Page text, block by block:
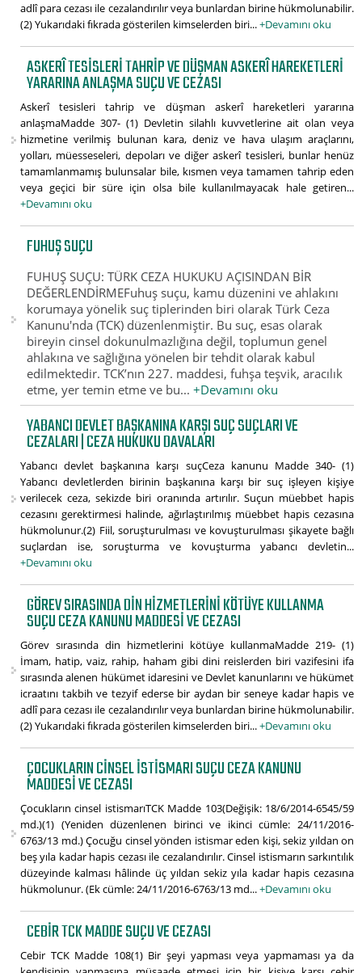
adlî para cezası ile cezalandırılır veya bunlardan birine hükmolunabilir.
(2) Yukarıdaki fıkrada gösterilen kimselerden biri...+Devamını oku
ASKERÎ TESISLERI TAHRIP VE DÜŞMAN ASKERÎ HAREKETLERI
YARARINA ANLAŞMA SUÇU VE CEZASI
Askerî tesisleri tahrip ve düşman askerî hareketleri yararına
anlaşmaMadde 307- (1) Devletin silahlı kuvvetlerine ait olan veya
hizmetine verilmiş bulunan kara, deniz ve hava ulaşım araçlarını,
yolları, müesseseleri, depoları ve diğer askerî tesisleri, bunlar henüz
tamamlanmamış bulunsalar bile, kısmen veya tamamen tahrip eden
veya geçici bir süre için olsa bile kullanılmayacak hale getiren...
+Devamını oku
FUHUŞ SUÇU
FUHUŞ SUÇU: TÜRK CEZA HUKUKU AÇISINDAN BİR
DEĞERLENDİRMEFuhuş suçu, kamu düzenini ve ahlakını
korumaya yönelik suç tiplerinden biri olarak Türk Ceza
Kanunu'nda (TCK) düzenlenmiştir. Bu suç, esas olarak
bireyin cinsel dokunulmazlığına değil, toplumun genel
ahlakına ve sağlığına yönelen bir tehdit olarak kabul
edilmektedir. TCK’nın 227. maddesi, fuhşa teşvik, aracılık
etme, yer temin etme ve bu...+Devamını oku
YABANCI DEVLET BAŞKANINA KARŞI SUÇ SUÇLARI VE
CEZALARI | CEZA HUKUKU DAVALARI
Yabancı devlet başkanına karşı suçCeza kanunu Madde 340- (1)
Yabancı devletlerden birinin başkanına karşı bir suç işleyen kişiye
verilecek ceza, sekizde biri oranında artırılır. Suçun müebbet hapis
cezasını gerektirmesi halinde, ağırlaştırılmış müebbet hapis cezasına
hükmolunur.(2) Fiil, soruşturulması ve kovuşturulması şikayete bağlı
suçlardan ise, soruşturma ve kovuşturma yabancı devletin...
+Devamını oku
GÖREV SIRASINDA DIN HIZMETLERINI KÖTÜYE KULLANMA
SUÇU CEZA KANUNU MADDESI VE CEZASI
Görev sırasında din hizmetlerini kötüye kullanmaMadde 219- (1)
İmam, hatip, vaiz, rahip, haham gibi dini reislerden biri vazifesini ifa
sırasında alenen hükümet idaresini ve Devlet kanunlarını ve hükümet
icraatını takbih ve tezyif ederse bir aydan bir seneye kadar hapis ve
adlî para cezası ile cezalandırılır veya bunlardan birine hükmolunabilir.
(2) Yukarıdaki fıkrada gösterilen kimselerden biri...+Devamını oku
ÇOCUKLARIN CINSEL İSTISMARI SUÇU CEZA KANUNU
MADDESI VE CEZASI
Çocukların cinsel istismarıTCK Madde 103(Değişik: 18/6/2014-6545/59
md.)(1) (Yeniden düzenlenen birinci ve ikinci cümle: 24/11/2016-
6763/13 md.) Çocuğu cinsel yönden istismar eden kişi, sekiz yıldan on
beş yıla kadar hapis cezası ile cezalandırılır. Cinsel istismarın sarkıntılık
düzeyinde kalması hâlinde üç yıldan sekiz yıla kadar hapis cezasına
hükmolunur. (Ek cümle: 24/11/2016-6763/13 md...+Devamını oku
CEBIR TCK MADDE SUÇU VE CEZASI
Cebir TCK Madde 108(1) Bir şeyi yapması veya yapmaması ya da